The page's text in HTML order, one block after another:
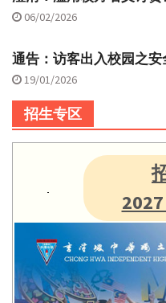
06/02/2026
通告：访客出入校园之安
19/01/2026
招生专区